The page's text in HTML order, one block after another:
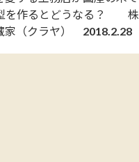
を作るとどうなる？ 株
家（クラヤ） 2018.2.28